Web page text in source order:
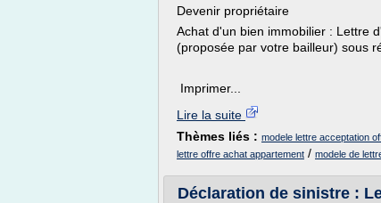
Devenir propriétaire
Achat d'un bien immobilier : Lettre
(proposée par votre bailleur) sous
Imprimer...
Lire la suite
Thèmes liés : modele lettre acceptation
lettre offre achat appartement / modele de
Déclaration de sinistre :